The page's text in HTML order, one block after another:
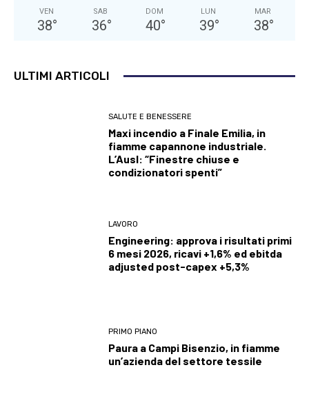
VEN
38°
SAB
36°
DOM
40°
LUN
39°
MAR
38°
ULTIMI ARTICOLI
SALUTE E BENESSERE
Maxi incendio a Finale Emilia, in
fiamme capannone industriale.
L’Ausl: “Finestre chiuse e
condizionatori spenti”
LAVORO
Engineering: approva i risultati primi
6 mesi 2026, ricavi +1,6% ed ebitda
adjusted post-capex +5,3%
PRIMO PIANO
Paura a Campi Bisenzio, in fiamme
un’azienda del settore tessile